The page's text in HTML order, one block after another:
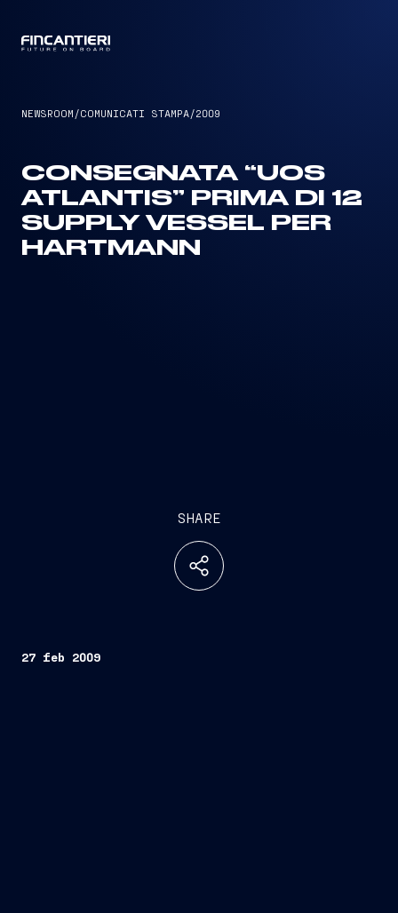
NEWSROOM /COMUNICATI STAMPA/2009
CONSEGNATA “UOS
ATLANTIS” PRIMA DI 12
SUPPLY VESSEL PER
HARTMANN
SHARE
27 feb 2009